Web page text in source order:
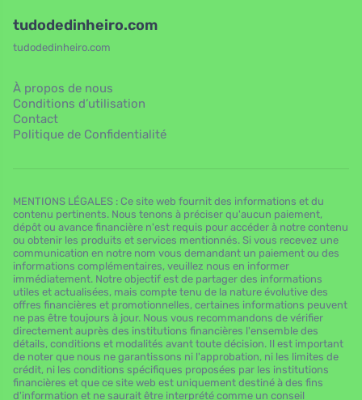
tudodedinheiro.com
tudodedinheiro.com
À propos de nous
Conditions d’utilisation
Contact
Politique de Confidentialité
MENTIONS LÉGALES : Ce site web fournit des informations et du
contenu pertinents. Nous tenons à préciser qu'aucun paiement,
dépôt ou avance financière n'est requis pour accéder à notre contenu
ou obtenir les produits et services mentionnés. Si vous recevez une
communication en notre nom vous demandant un paiement ou des
informations complémentaires, veuillez nous en informer
immédiatement. Notre objectif est de partager des informations
utiles et actualisées, mais compte tenu de la nature évolutive des
offres financières et promotionnelles, certaines informations peuvent
ne pas être toujours à jour. Nous vous recommandons de vérifier
directement auprès des institutions financières l'ensemble des
détails, conditions et modalités avant toute décision. Il est important
de noter que nous ne garantissons ni l'approbation, ni les limites de
crédit, ni les conditions spécifiques proposées par les institutions
financières et que ce site web est uniquement destiné à des fins
d'information et ne saurait être interprété comme un conseil